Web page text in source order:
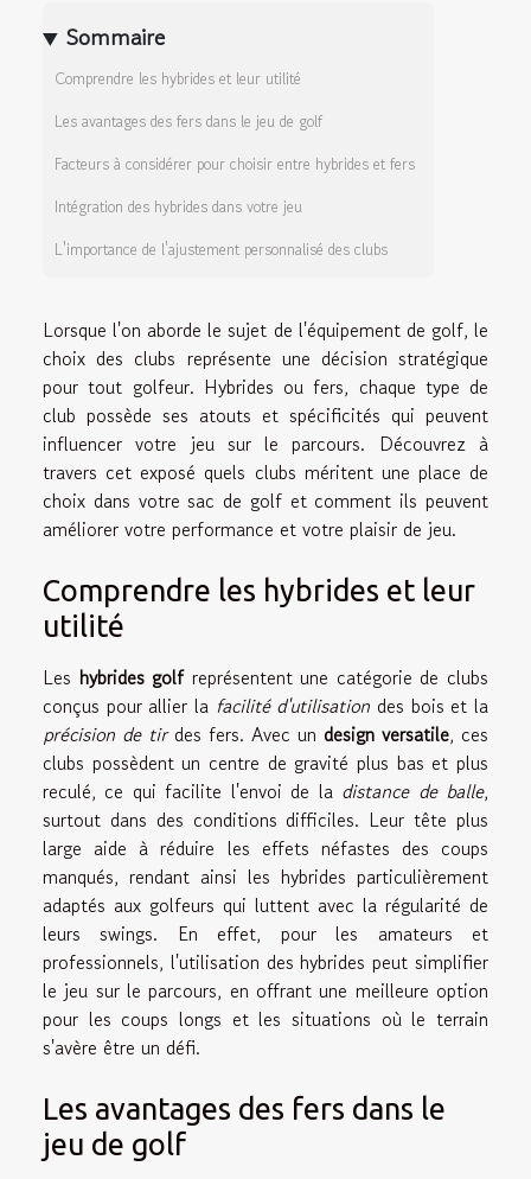
Sommaire
Comprendre les hybrides et leur utilité
Les avantages des fers dans le jeu de golf
Facteurs à considérer pour choisir entre hybrides et fers
Intégration des hybrides dans votre jeu
L'importance de l'ajustement personnalisé des clubs
Lorsque l'on aborde le sujet de l'équipement de golf, le
choix des clubs représente une décision stratégique
pour tout golfeur. Hybrides ou fers, chaque type de
club possède ses atouts et spécificités qui peuvent
influencer votre jeu sur le parcours. Découvrez à
travers cet exposé quels clubs méritent une place de
choix dans votre sac de golf et comment ils peuvent
améliorer votre performance et votre plaisir de jeu.
Comprendre les hybrides et leur
utilité
Les hybrides golfreprésentent une catégorie de clubs
conçus pour allier la facilité d'utilisation des bois et la
précision de tirdes fers. Avec un design versatile, ces
clubs possèdent un centre de gravité plus bas et plus
reculé, ce qui facilite l'envoi de la distance de balle,
surtout dans des conditions difficiles. Leur tête plus
large aide à réduire les effets néfastes des coups
manqués, rendant ainsi les hybrides particulièrement
adaptés aux golfeurs qui luttent avec la régularité de
leurs swings. En effet, pour les amateurs et
professionnels, l'utilisation des hybrides peut simplifier
le jeu sur le parcours, en offrant une meilleure option
pour les coups longs et les situations où le terrain
s'avère être un défi.
Les avantages des fers dans le
jeu de golf